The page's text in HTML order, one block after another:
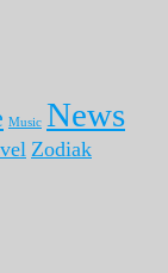
Music News
Zodiak